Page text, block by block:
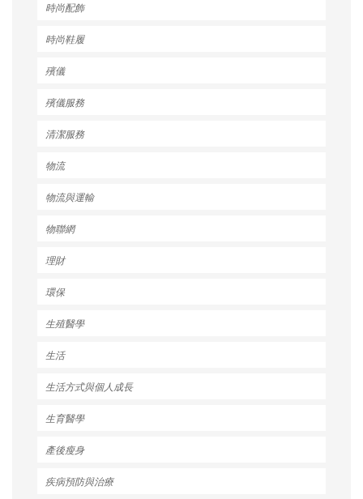
時尚配飾
時尚鞋履
殯儀
殯儀服務
清潔服務
物流
物流與運輸
物聯網
理財
環保
生殖醫學
生活
生活方式與個人成長
生育醫學
產後瘦身
疾病預防與治療